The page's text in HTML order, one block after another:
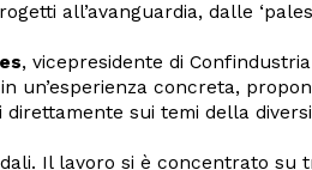
all’avanguardia, dalle
, vicepresidente di
un’esperienza concreta,
direttamente sui temi della
Il lavoro si è concentrato su